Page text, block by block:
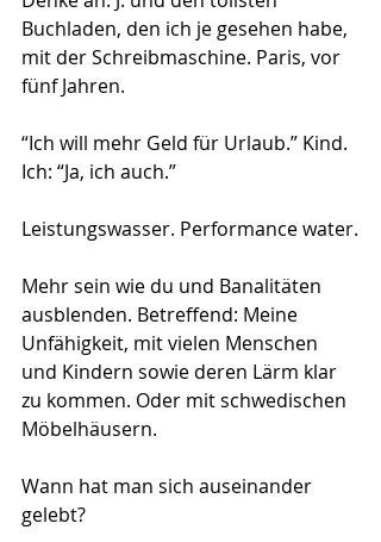
Buchladen, den ich je gesehen habe,
mit der Schreibmaschine. Paris, vor
fünf Jahren.
“Ich will mehr Geld für Urlaub.” Kind.
Ich: “Ja, ich auch.”
Leistungswasser. Performance water.
Mehr sein wie du und Banalitäten
ausblenden. Betreffend: Meine
Unfähigkeit, mit vielen Menschen
und Kindern sowie deren Lärm klar
zu kommen. Oder mit schwedischen
Möbelhäusern.
Wann hat man sich auseinander
gelebt?